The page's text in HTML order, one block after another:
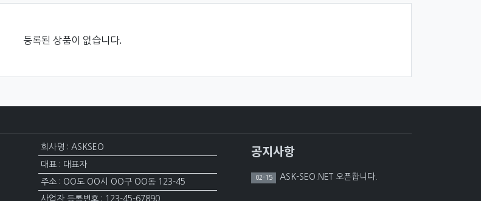
등록된 상품이 없습니다.
회사명 : ASKSEO
대표 : 대표자
주소 : OO도 OO시 OO구 OO동 123-45
사업자 등록번호 : 123-45-67890
공지사항
02-15 ASK-SEO.NET 오픈합니다.